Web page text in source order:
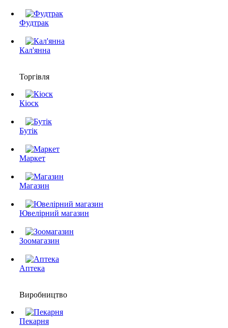
Фудтрак
Кал'янна
Торгівля
Кіоск
Бутік
Маркет
Магазин
Ювелірний магазин
Зоомагазин
Аптека
Виробництво
Пекарня